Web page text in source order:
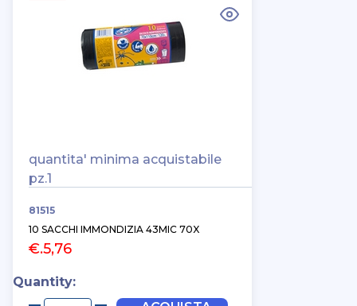
quantita' minima acquistabile
pz.1
81515
10 SACCHI IMMONDIZIA 43MIC 70X
€.5,76
Quantity: